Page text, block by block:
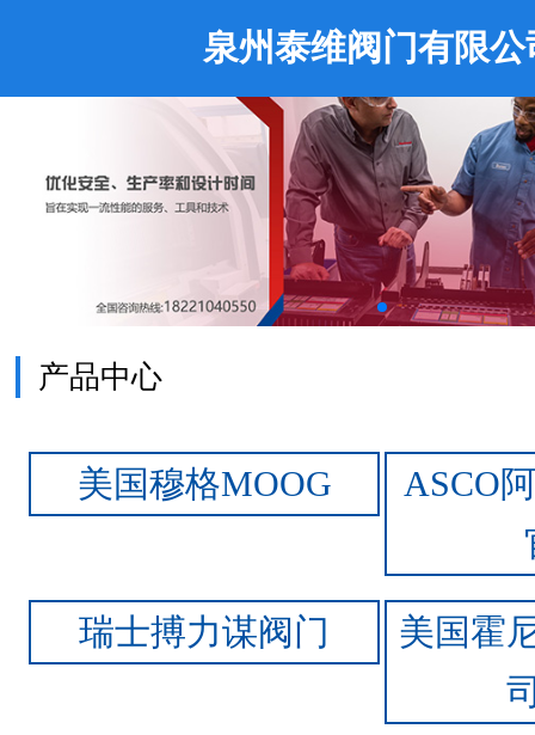
泉州泰维阀门有限公
产品中心
美国穆格MOOG
ASCO
瑞士搏力谋阀门
美国霍